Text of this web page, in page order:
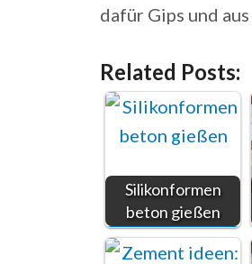
dafür Gips und
Related Posts:
Silikonformen
beton gießen